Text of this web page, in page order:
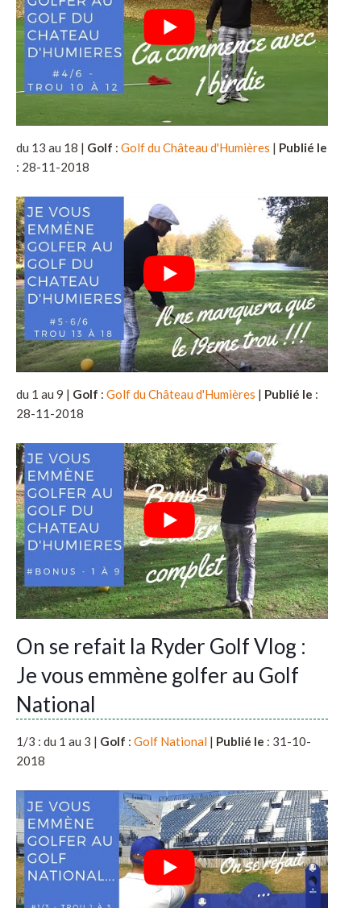
du 13 au 18 | Golf : Golf du Château d'Humières | Publié le
: 28-11-2018
du 1 au 9 | Golf : Golf du Château d'Humières | Publié le :
28-11-2018
On se refait la Ryder Golf Vlog :
Je vous emmène golfer au Golf
National
1/3 : du 1 au 3 | Golf : Golf National | Publié le : 31-10-
2018